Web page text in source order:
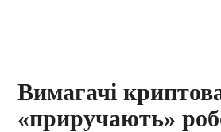
Вимагачі
«приручають»